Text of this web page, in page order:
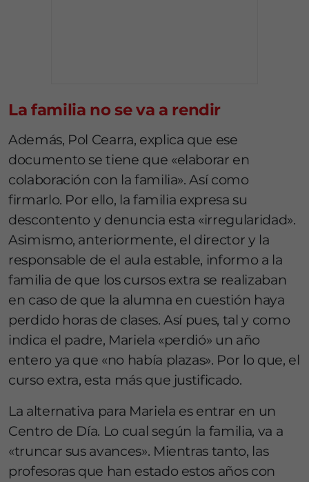
La familia no se va a rendir
Además, Pol Cearra, explica que ese
documento se tiene que «elaborar en
colaboración con la familia». Así como
firmarlo. Por ello, la familia expresa su
descontento y denuncia esta «irregularidad».
Asimismo, anteriormente, el director y la
responsable de el aula estable, informo a la
familia de que los cursos extra se realizaban
en caso de que la alumna en cuestión haya
perdido horas de clases. Así pues, tal y como
indica el padre, Mariela «perdió» un año
entero ya que «no había plazas». Por lo que, el
curso extra, esta más que justificado.
La alternativa para Mariela es entrar en un
Centro de Día. Lo cual según la familia, va a
«truncar sus avances». Mientras tanto, las
profesoras que han estado estos años con